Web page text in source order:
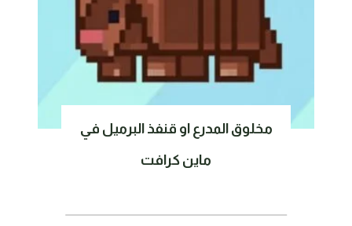
مخلوق المدرع او قنفذ البرميل في
ماين كرافت